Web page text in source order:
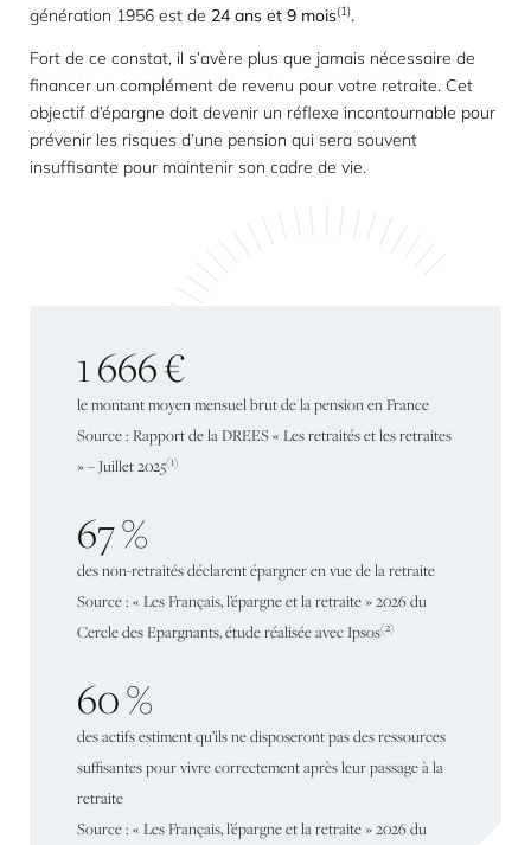
génération 1956 est de 24 ans et 9 mois(1).
Fort de ce constat, il s’avère plus que jamais nécessaire de
financer un complément de revenu pour votre retraite. Cet
objectif d’épargne doit devenir un réflexe incontournable pour
prévenir les risques d’une pension qui sera souvent
insuffisante pour maintenir son cadre de vie.
1 666 €
lemontantmoyenmensuelbrutdelapensionenFrance
Source: RapportdelaDREES« Lesretraitésetlesretraites
»– Juillet2025(1)
67 %
desnon-retraitésdéclarentépargnerenvuedelaretraite
Source: « LesFrançais,l’épargneetlaretraite»2026du
CercledesEpargnants,étuderéaliséeavecIpsos(2)
60 %
desactifsestimentqu’ilsnedisposerontpasdesressources
suffisantespourvivrecorrectementaprèsleurpassageàla
retraite
Source: « LesFrançais,l’épargneetlaretraite»2026du